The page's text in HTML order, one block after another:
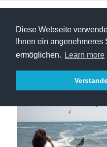
Diese Webseite
Ihnen ein angenehmeres
ermöglichen.
Learn more